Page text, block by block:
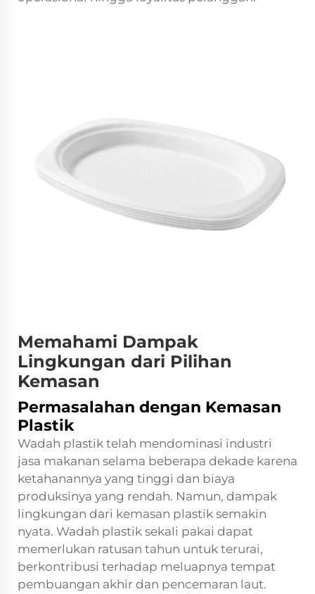
Memahami Dampak
Lingkungan dari Pilihan
Kemasan
Permasalahan dengan Kemasan
Plastik
Wadah plastik telah mendominasi industri
jasa makanan selama beberapa dekade karena
ketahanannya yang tinggi dan biaya
produksinya yang rendah. Namun, dampak
lingkungan dari kemasan plastik semakin
nyata. Wadah plastik sekali pakai dapat
memerlukan ratusan tahun untuk terurai,
berkontribusi terhadap meluapnya tempat
pembuangan akhir dan pencemaran laut.